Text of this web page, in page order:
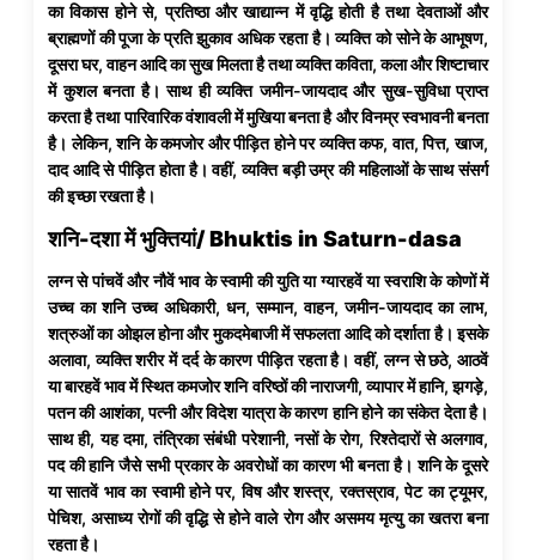
का विकास होने से, प्रतिष्ठा और खाद्यान्न में वृद्धि होती है तथा देवताओं और
ब्राह्मणों की पूजा के प्रति झुकाव अधिक रहता है। व्यक्ति को सोने के आभूषण,
दूसरा घर, वाहन आदि का सुख मिलता है तथा व्यक्ति कविता, कला और शिष्टाचार
में कुशल बनता है। साथ ही व्यक्ति जमीन-जायदाद और सुख-सुविधा प्राप्त
करता है तथा पारिवारिक वंशावली में मुखिया बनता है और विनम्र स्वभावनी बनता
है। लेकिन, शनि के कमजोर और पीड़ित होने पर व्यक्ति कफ, वात, पित्त, खाज,
दाद आदि से पीड़ित होता है। वहीं, व्यक्ति बड़ी उम्र की महिलाओं के साथ संसर्ग
की इच्छा रखता है।
शनि-दशा में भुक्तियां/ Bhuktis in Saturn-dasa
लग्न से पांचवें और नौवें भाव के स्वामी की युति या ग्यारहवें या स्वराशि के कोणों में
उच्च का शनि उच्च अधिकारी, धन, सम्मान, वाहन, जमीन-जायदाद का लाभ,
शत्रुओं का ओझल होना और मुकदमेबाजी में सफलता आदि को दर्शाता है। इसके
अलावा, व्यक्ति शरीर में दर्द के कारण पीड़ित रहता है। वहीं, लग्न से छठे, आठवें
या बारहवें भाव में स्थित कमजोर शनि वरिष्ठों की नाराजगी, व्यापार में हानि, झगड़े,
पतन की आशंका, पत्नी और विदेश यात्रा के कारण हानि होने का संकेत देता है।
साथ ही, यह दमा, तंत्रिका संबंधी परेशानी, नसों के रोग, रिश्तेदारों से अलगाव,
पद की हानि जैसे सभी प्रकार के अवरोधों का कारण भी बनता है। शनि के दूसरे
या सातवें भाव का स्वामी होने पर, विष और शस्त्र, रक्तस्राव, पेट का ट्यूमर,
पेचिश, असाध्य रोगों की वृद्धि से होने वाले रोग और असमय मृत्यु का खतरा बना
रहता है।